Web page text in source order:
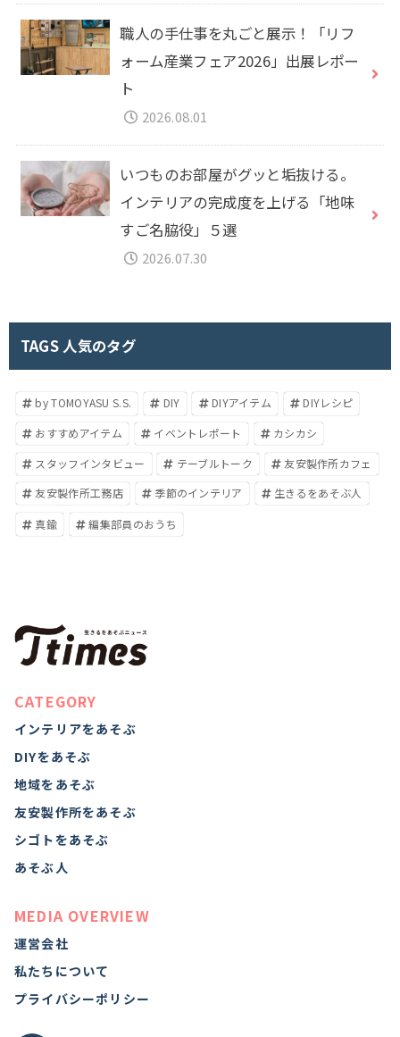
職人の手仕事を丸ごと展示！「リフ
ォーム産業フェア2026」出展レポー
ト
2026.08.01
いつものお部屋がグッと垢抜ける。
インテリアの完成度を上げる「地味
すご名脇役」５選
2026.07.30
TAGS 人気のタグ
by TOMOYASU S.S. DIY DIYアイテム
DIYレシピ
おすすめアイテム
イベントレポート
カシカシ
スタッフインタビュー
テーブルトーク
友安製作所カフェ
友安製作所工務店
季節のインテリア
生きるをあそぶ人
真鍮
編集部員のおうち
CATEGORY
インテリアをあそぶ
DIYをあそぶ
地域をあそぶ
友安製作所をあそぶ
シゴトをあそぶ
あそぶ人
MEDIA OVERVIEW
運営会社
私たちについて
プライバシーポリシー